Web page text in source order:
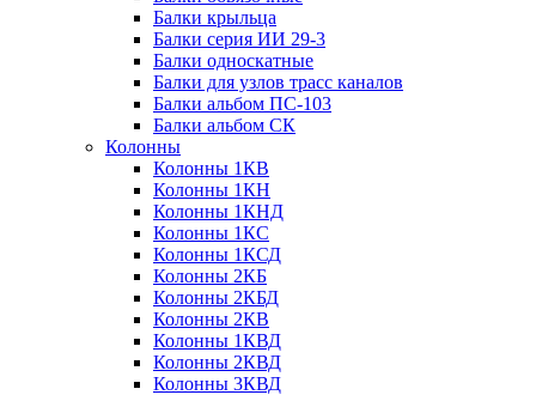
Балки крыльца
Балки серия ИИ 29-3
Балки односкатные
Балки для узлов трасс каналов
Балки альбом ПС-103
Балки альбом СК
Колонны
Колонны 1КВ
Колонны 1КН
Колонны 1КНД
Колонны 1КС
Колонны 1КСД
Колонны 2КБ
Колонны 2КБД
Колонны 2КВ
Колонны 1КВД
Колонны 2КВД
Колонны 3КВД